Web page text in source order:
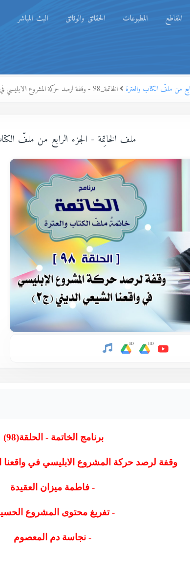
المقاطع المطبوعات الحقائق والوثائق البث المباشر
من ملفّ الكتاب والعترة الخاتمة_98 - وقفة لرصد حركة المشروع الابليسي في واقعنا الشيعي الديني ج2
ملف الخاتِمة - الجزء الرابع من ملفّ
HD
SD
برنامج الخاتمة - الحلقة(98)
وقفة لرصد حركة المشروع الابليسي في واقعنا
- فاطمة ميزان العقيدة
- تفريغ محتوى المشروع
- نجاسة دم المعصوم